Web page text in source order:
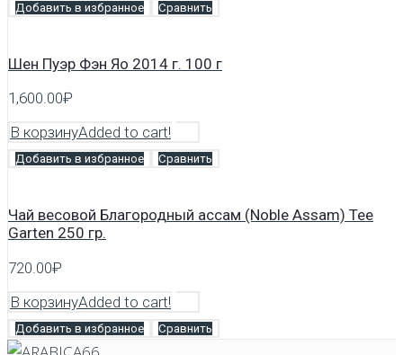
Добавить в избранное Сравнить
Шен Пуэр Фэн Яо 2014 г. 100 г
1,600.00₽
В корзинуAdded to cart!
Добавить в избранное Сравнить
Чай весовой Благородный ассам (Noble Assam) Tee
Garten 250 гр.
720.00₽
В корзинуAdded to cart!
Добавить в избранное Сравнить